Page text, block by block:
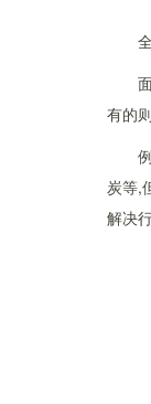
有的
炭等,
解决